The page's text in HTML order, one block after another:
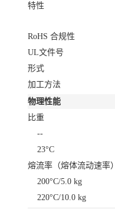
特性
RoHS 合规性
UL文件号
形式
加工方法
物理性能
比重
--
23°C
熔流率（熔体流动速率）
200°C/5.0 kg
220°C/10.0 kg